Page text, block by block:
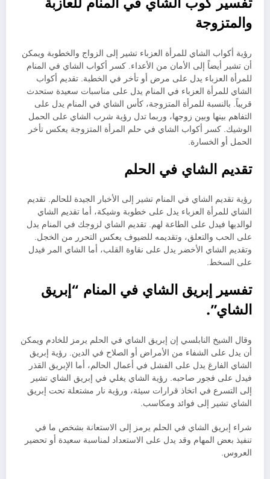
والمتزوجة
رؤية أكواب الشاي للمرأة العزباء تشير إلى الزواج والخطوبة ويمكن
أن تشير أيضاً إلى الأمان من الأعداء. كسر أكواب الشاي في المنام
للمرأة العزباء يدل على مرض أو تأخر في الخطبة. تقديم أكواب
الشاي للمرأة العزباء في المنام يدل على مناسبات سعيدة ستحدث
قريباً. بالنسبة للمرأة المتزوجة، كأس الشاي في المنام يدل على
التفاهم بينها وبين زوجها، وربما تدل رؤية شرب الشاي على الحمل
الوشيك. كسر أكواب الشاي في حلم المرأة المتزوجة يعكس تأخر
الحمل أو الخسارة.
تقديم الشاي في الحلم
رؤية تقديم الشاي في المنام تشير إلى الأخبار الجيدة للحالم. تقديم
الشاي للمرأة العزباء يدل على خطوبة وشيكة، أما تقديم الشاي
لوالديها فيدل على الطاعة لهم. تقديم الشاي لزوجك في المنام يدل
على الحب والتعلق، وتقديمه للضيوف يعكس التحرر من الخجل.
وتقديم الشاي الأخضر يدل على نقاوة القلب، أما الشاي المر فيدل
على السخط.
تفسير إبريق الشاي في المنام “إبريق
الشاي”.
وقال الشيخ النابلسي إن إبريق الشاي في الحلم يرمز للخادم ويمكن
أن يدل على الشفاء من الأمراض أو الصلاح في الدين. رؤية إبريق
الشاي الفارغ يدل على الفشل في أعمال الحالم، أما الإبريق القذر
فيدل على فجور صاحبه. رؤية الشاي يغلي في إبريق الشاي تشير
إلى التسرع في اتخاذ قرارات سيئة، ورؤية نار مشتعلة تحت إبريق
الشاي تشير إلى فوائد ومكاسب.
شراء إبريق الشاي في الحلم يرمز إلى الاستعانة بشخص ما في
تنفيذ بعض المهام وقد يدل على الاستعداد لمناسبة سعيدة أو تحضير
العروس.